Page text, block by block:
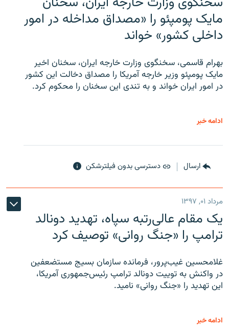
مایک پومپئو را «مصداق مداخله در امور
داخلی کشور» خواند
بهرام قاسمی، سخنگوی وزارت خارجه ایران، سخنان اخیر
مایک پومپئو وزیر خارجه آمریکا را مصداق دخالت این کشور
در امور ایران خواند و به تندی این سخنان را محکوم کرد.
ادامه خبر
ارسال دسترسی بدون فیلترشکن
مرداد ۰۱, ۱۳۹۷
یک مقام عالی‌رتبه سپاه، تهدید دونالد
ترامپ را «جنگ روانی» توصیف کرد
غلامحسین غیب‌پرور، فرمانده سازمان بسیج مستضعفین
در واکنش به توییت دونالد ترامپ رئیس‌جمهوری آمریکا،
این تهدید را «جنگ روانی» نامید.
ادامه خبر